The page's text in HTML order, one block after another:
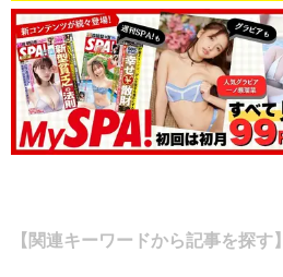
【関連キーワードから記事を探す】